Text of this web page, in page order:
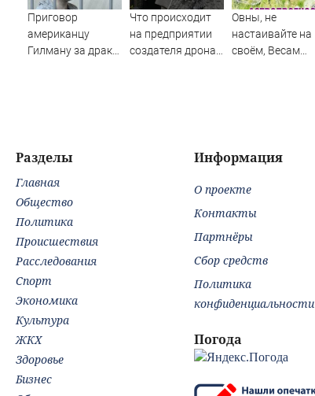
Приговор
американцу
Гилману за драки
Что происходит
на предприятии
создателя дрона
Овны, не
настаивайте на
своём, Весам
Разделы
Главная
Общество
Политика
Происшествия
Расследования
Спорт
Экономика
Культура
ЖКХ
Здоровье
Бизнес
Информация
О проекте
Контакты
Партнёры
Сбор средств
Политика
конфиденциальности
Погода